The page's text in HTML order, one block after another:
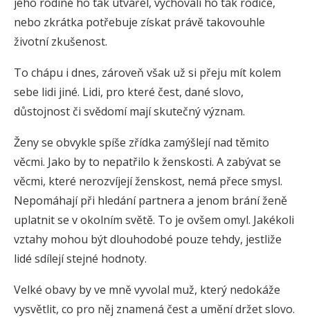
nebo zkrátka potřebuje získat právě takovouhle
životní zkušenost.
To chápu i dnes, zároveň však už si přeju mít kolem
sebe lidi jiné. Lidi, pro které čest, dané slovo,
důstojnost či svědomí mají skutečný význam.
Ženy se obvykle spíše zřídka zamýšlejí nad těmito
věcmi. Jako by to nepatřilo k ženskosti. A zabývat se
věcmi, které nerozvíjejí ženskost, nemá přece smysl.
Nepomáhají při hledání partnera a jenom brání ženě
uplatnit se v okolním světě. To je ovšem omyl. Jakékoli
vztahy mohou být dlouhodobé pouze tehdy, jestliže
lidé sdílejí stejné hodnoty.
Velké obavy by ve mně vyvolal muž, který nedokáže
vysvětlit, co pro něj znamená čest a umění držet slovo.